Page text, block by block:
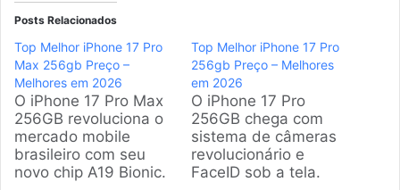
Posts Relacionados
Top Melhor iPhone 17 Pro
Max 256gb Preço –
Melhores em 2026
O iPhone 17 Pro Max
256GB revoluciona o
mercado mobile
brasileiro com seu
novo chip A19 Bionic.
Top Melhor iPhone 17 Pro
256gb Preço – Melhores
em 2026
O iPhone 17 Pro
256GB chega com
sistema de câmeras
revolucionário e
FaceID sob a tela.